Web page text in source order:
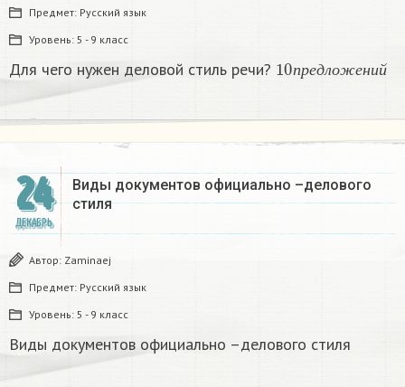
Предмет: Русский язык
Уровень: 5 - 9 класс
Для чего нужен деловой стиль речи? п р е дл о ж е н и й
10 д ий
24
ДЕКАБРЬ
Виды документов официально –делового
стиля
Автор: Zaminaej
Предмет: Русский язык
Уровень: 5 - 9 класс
Виды документов официально –делового стиля